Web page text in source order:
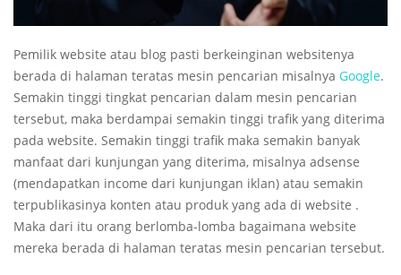
Pemilik website atau blog pasti berkeinginan websitenya
berada di halaman teratas mesin pencarian misalnya Google.
Semakin tinggi tingkat pencarian dalam mesin pencarian
tersebut, maka berdampai semakin tinggi trafik yang diterima
pada website. Semakin tinggi trafik maka semakin banyak
manfaat dari kunjungan yang diterima, misalnya adsense
(mendapatkan income dari kunjungan iklan) atau semakin
terpublikasinya konten atau produk yang ada di website .
Maka dari itu orang berlomba-lomba bagaimana website
mereka berada di halaman teratas mesin pencarian tersebut.